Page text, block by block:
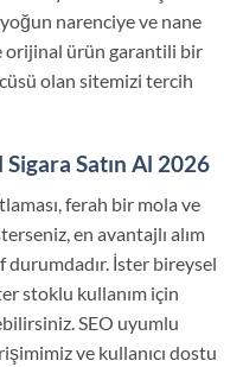
narenciye ve nane
orijinal ürün garantili bir
olan sitemizi tercih
Satın Al 2026
ferah bir mola ve
en avantajlı alım
durumdadır. İster bireysel
stoklu kullanım için
SEO uyumlu
ve kullanıcı dostu